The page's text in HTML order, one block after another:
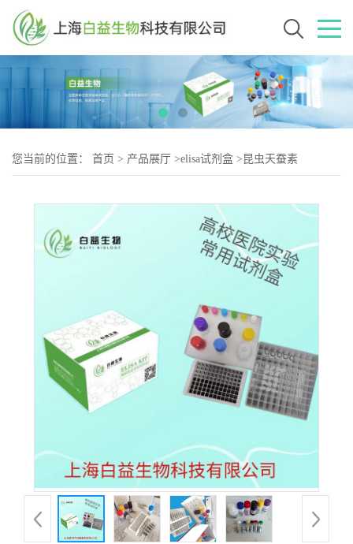
您当前的位置： 首页 > 产品展厅 >elisa试剂盒 > 昆虫天蚕素